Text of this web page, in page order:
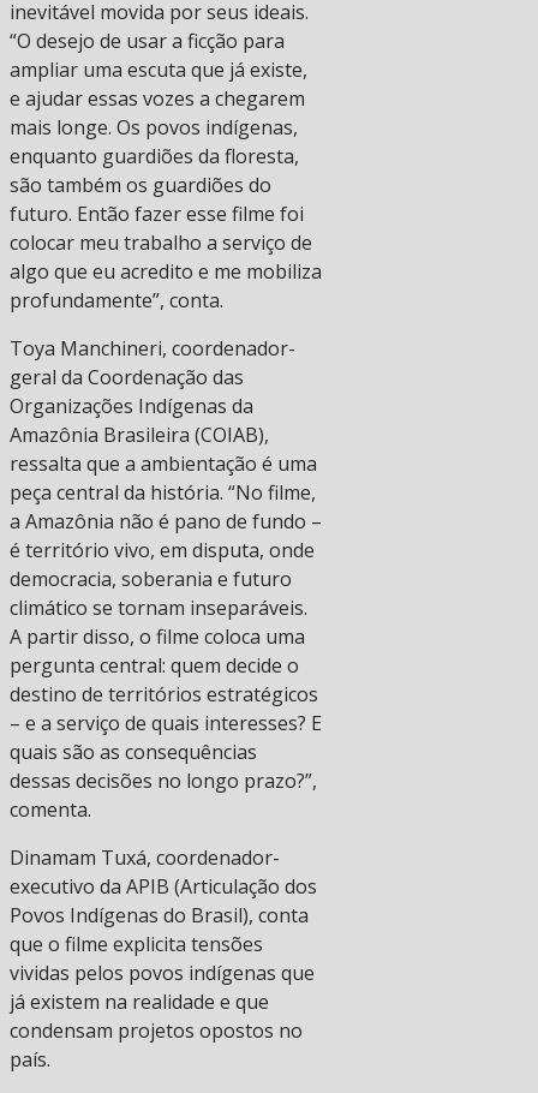
inevitável movida por seus ideais.
“O desejo de usar a ficção para
ampliar uma escuta que já existe,
e ajudar essas vozes a chegarem
mais longe. Os povos indígenas,
enquanto guardiões da floresta,
são também os guardiões do
futuro. Então fazer esse filme foi
colocar meu trabalho a serviço de
algo que eu acredito e me mobiliza
profundamente”, conta.
Toya Manchineri, coordenador-
geral da Coordenação das
Organizações Indígenas da
Amazônia Brasileira (COIAB),
ressalta que a ambientação é uma
peça central da história. “No filme,
a Amazônia não é pano de fundo –
é território vivo, em disputa, onde
democracia, soberania e futuro
climático se tornam inseparáveis.
A partir disso, o filme coloca uma
pergunta central: quem decide o
destino de territórios estratégicos
– e a serviço de quais interesses? E
quais são as consequências
dessas decisões no longo prazo?”,
comenta.
Dinamam Tuxá, coordenador-
executivo da APIB (Articulação dos
Povos Indígenas do Brasil), conta
que o filme explicita tensões
vividas pelos povos indígenas que
já existem na realidade e que
condensam projetos opostos no
país.